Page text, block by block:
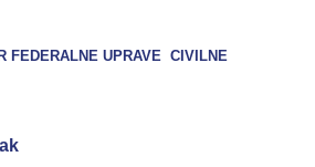
FEDERALNE UPRAVE CIVILNE